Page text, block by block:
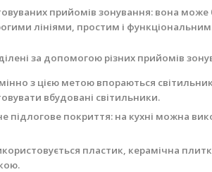
прийомів зонування: вона може
лініями, простим і
за допомогою різних прийомів
з цією метою впораються
вбудовані світильники.
покриття: на кухні можна
пластик, керамічна